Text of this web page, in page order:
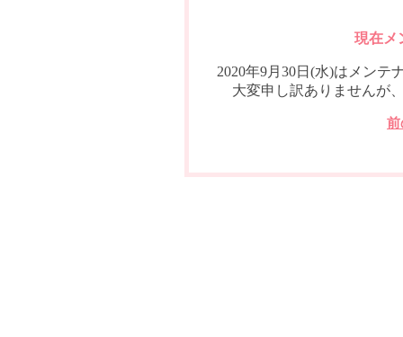
現在メ
2020年9月30日(水)はメンテ
大変申し訳ありませんが
前